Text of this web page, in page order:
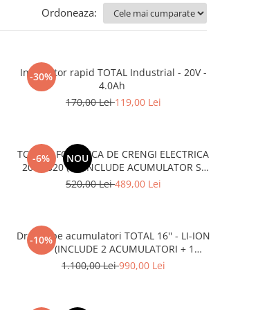
Ordoneaza:
-30%
Incarcator rapid TOTAL Industrial - 20V -
4.0Ah
170,00 Lei119,00 Lei
-6% NOU
TOTAL - FOARFECA DE CRENGI ELECTRICA
20V PS20 (NUINCLUDE ACUMULATOR SI
INCARCATOR)
520,00 Lei489,00 Lei
-10%
Drujba pe acumulatori TOTAL 16'' - LI-ION
40V (INCLUDE 2 ACUMULATORI + 1
INCARCATOR)
1.100,00 Lei990,00 Lei